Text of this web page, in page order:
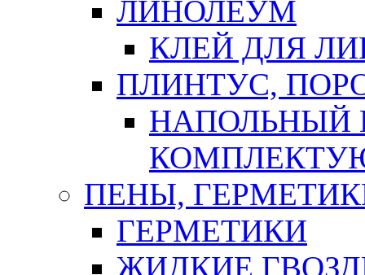
ЛИНОЛЕУМ
КЛЕЙ ДЛЯ
ПЛИНТУС,
НАПОЛЬНЫЙ
ПЕНЫ,
ГЕРМЕТИКИ
ЖИДКИЕ